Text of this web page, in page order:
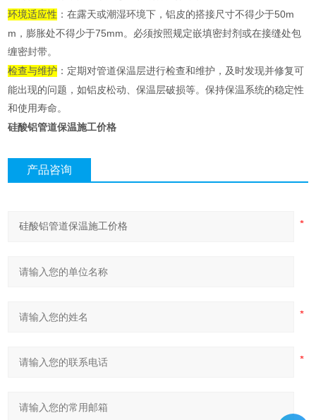
环境适应性 ：在露天或潮湿环境下，铝皮的搭接尺寸不得少于50m
m，膨胀处不得少于75mm。必须按照规定嵌填密封剂或在接缝处包
缠密封带。
检查与维护 ：定期对管道保温层进行检查和维护，及时发现并修复可
能出现的问题，如铝皮松动、保温层破损等。保持保温系统的稳定性
和使用寿命。
硅酸铝管道保温施工价格
产品咨询